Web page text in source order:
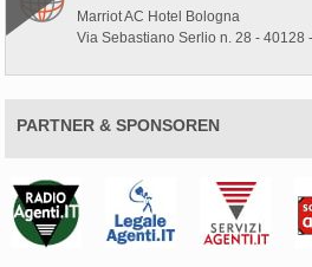
Marriot AC Hotel Bologna
Via Sebastiano Serlio n. 28 - 40128
PARTNER & SPONSOREN